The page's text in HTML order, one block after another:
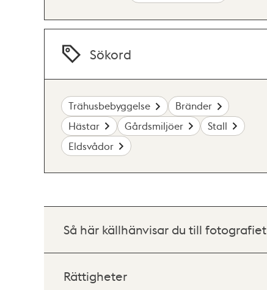
Sökord
Trähusbebyggelse
Bränder
Hästar
Gårdsmiljöer
Stall
Eldsvådor
Så här källhänvisar du till fotografiet
Rättigheter